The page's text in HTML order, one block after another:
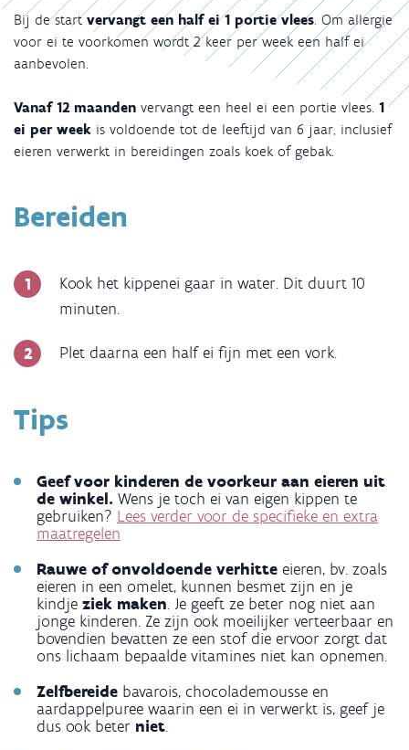
Bij de startvervangt een half ei 1 portie vlees . Om allergie
voor ei te voorkomen wordt 2 keer per week een half ei
aanbevolen.
Vanaf 12 maanden vervangt een heel ei een portie vlees. 1
ei per week is voldoende tot de leeftijd van 6 jaar, inclusief
eieren verwerkt in bereidingen zoals koek of gebak.
Bereiden
Kook het kippenei gaar in water. Dit duurt 10
minuten.
Plet daarna een half ei fijn met een vork.
Tips
Geef voor kinderen de voorkeur aan eieren uit
de winkel. Wens je toch ei van eigen kippen te
gebruiken? Lees verder voor de specifieke en extra
maatregelen
Rauwe of onvoldoende verhitte eieren, bv. zoals
eieren in een omelet, kunnen besmet zijn en je
kindje ziek maken. Je geeft ze beter nog niet aan
jonge kinderen. Ze zijn ook moeilijker verteerbaar en
bovendien bevatten ze een stof die ervoor zorgt dat
ons lichaam bepaalde vitamines niet kan opnemen.
Zelfbereide bavarois, chocolademousse en
aardappelpuree waarin een ei in verwerkt is, geef je
dus ook beter niet.